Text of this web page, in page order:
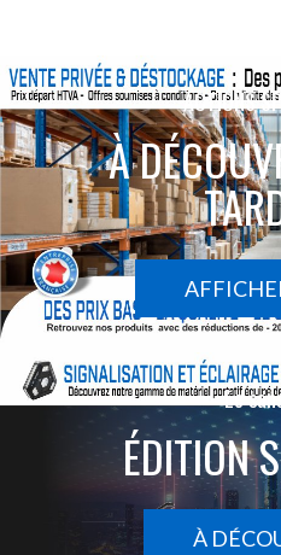
ACTIONS
À
Le
ÉDITION
À